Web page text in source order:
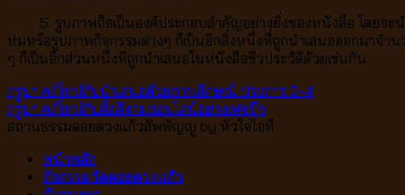
5. รูปภาพถือเป็นองค์ประกอบสำคัญอย่างยิ่งของหนังสือ โดยจะ
ห่มหรือรูปภาพกิจกรรมต่างๆ ก็เป็นอีกสิ่งหนึ่งที่ถูกนำเสนอออกมาจำน
ๆ ก็เป็นอีกส่วนหนึ่งที่ถูกนำเสนอในหนังสือชีวประวัติด้วยเช่นกัน
ครูบา คติใหม่กับนำเสนอด้วยภาพลักษณ์ ประการ 3-4
ครูบา คติใหม่กับสื่อสังคมออนไลน์อย่างเฟซบุ๊ก
สถานธรรมดอยดวงแก้วสัพพัญญู by หัวใจไอที
หน้าหลัก
กิจกรรมวัดดอยดวงแก้ว